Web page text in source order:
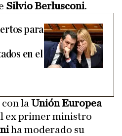
Silvio Berlusconi.
para
en el
la Unión Europea
ex primer ministro
ha moderado su